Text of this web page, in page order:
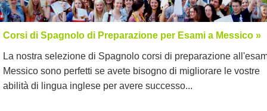
Corsi di Spagnolo di Preparazione per Esami a Messico »
La nostra selezione di Spagnolo corsi di preparazione
Messico sono perfetti se avete bisogno di migliorare le vostre
abilità di lingua inglese per avere successo...